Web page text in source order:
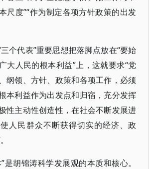
尺度”“作为制定各项方针政策的出发
个代表”重要思想把落脚点放在“要始
大人民的根本利益”上，这就要求“党
纲领、方针、政策和各项工作，必须
本利益作为出发点和归宿，充分发挥
性主动性创造性，在社会不断发展进
人民群众不断获得切实的经济、政
是胡锦涛科学发展观的本质和核心。